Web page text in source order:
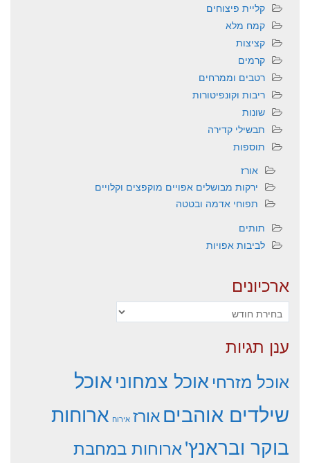
קליית פיצוחים
קמח מלא
קציצות
קרמים
רטבים וממרחים
ריבות וקונפיטורות
שונות
תבשילי קדירה
תוספות
אורז
ירקות מבושלים אפויים מוקפצים וקלויים
תפוחי אדמה ובטטה
תותים
לביבות אפויות
ארכיונים
ארכיונים
ענן תגיות
אוכל מזרחיאוכל צמחוניאוכל
שילדים אוהביםאורז אירוח ארוחות
בוקר ובראנץ'ארוחות במחבת